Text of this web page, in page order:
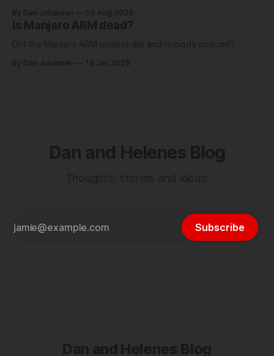
By Dan Johansen 05 Aug 2025
Is Manjaro ARM dead?
Did the Manjaro ARM project die and nobody noticed?
By Dan Johansen 19 Jan 2025
Dan and Helenes Blog
Subscribe
Dan and Helenes Blog